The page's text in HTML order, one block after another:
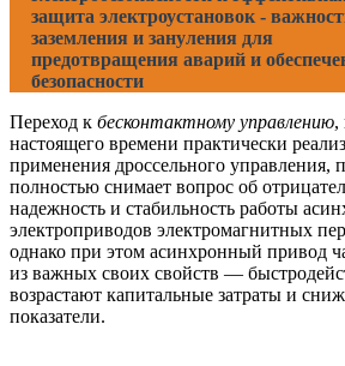
защита электроустановок -
заземления и зануления для
предотвращения аварий и
безопасности
Переход к бесконтактному управлению,
настоящего времени практически
применения дроссельного управления,
полностью снимает вопрос об
надежность и стабильность работы
электроприводов электромагнитных
однако при этом асинхронный привод
из важных своих свойств —
возрастают капитальные затраты и
показатели.